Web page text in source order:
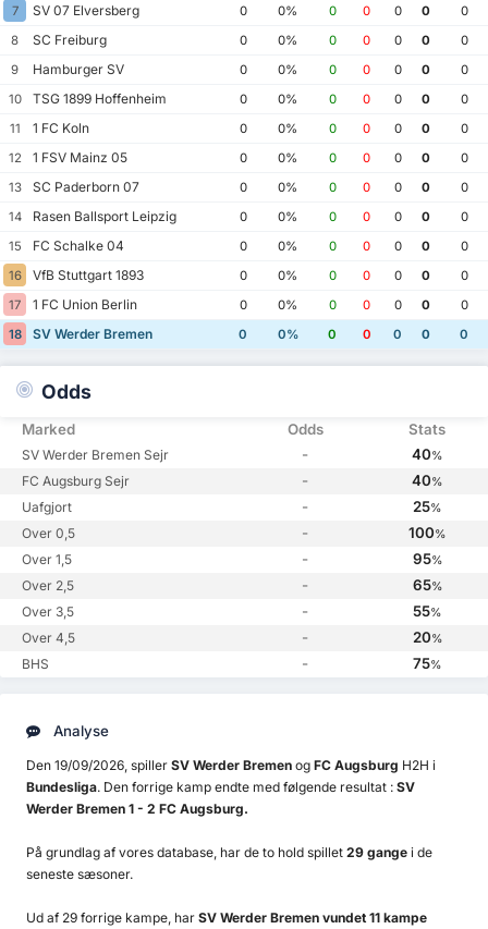
7
SV 07 Elversberg 0 0% 0 0 0 0
0
8
SC Freiburg 0 0% 0 0 0 0
0
9
Hamburger SV 0 0% 0 0 0 0
0
10
TSG 1899 Hoffenheim 0 0% 0 0 0 0
0
11
1 FC Koln 0 0% 0 0 0 0
0
12
1 FSV Mainz 05 0 0% 0 0 0 0
0
13
SC Paderborn 07 0 0% 0 0 0 0
0
14
Rasen Ballsport Leipzig 0 0% 0 0 0 0
0
15
FC Schalke 04 0 0% 0 0 0 0
0
16
VfB Stuttgart 1893 0 0% 0 0 0 0
0
17
1 FC Union Berlin 0 0% 0 0 0 0
0
18
SV Werder Bremen 0 0% 0 0 0 0 0
Odds
Marked Odds Stats
SV Werder Bremen Sejr - 40%
FC Augsburg Sejr - 40%
Uafgjort - 25%
Over 0,5 - 100%
Over 1,5 - 95%
Over 2,5 - 65%
Over 3,5 - 55%
Over 4,5 - 20%
BHS - 75%
Analyse
Den 19/09/2026, spiller SV Werder Bremen og FC Augsburg H2H i
Bundesliga. Den forrige kamp endte med følgende resultat : SV
Werder Bremen 1 - 2 FC Augsburg.
På grundlag af vores database, har de to hold spillet 29 gange i de
seneste sæsoner.
Ud af 29 forrige kampe, har SV Werder Bremen vundet 11 kampe